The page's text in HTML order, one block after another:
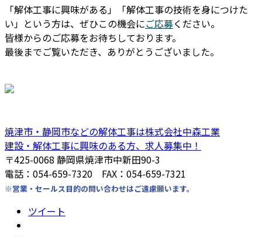
「解体工事に興味がある」「解体工事の技術を身につけた
い」という方は、ぜひこの機会にご応募ください。
皆様からのご応募をお待ちしております。
最後までご覧いただき、ありがとうございました。
焼津市・静岡市などの解体工事は株式会社中森工業
建設・解体工事に興味のある方、求人募集中！
〒425-0068 静岡県焼津市中新田90-3
電話：054-659-7320 FAX：054-659-7321
※営業・セールス目的の問い合わせはご遠慮願います。
ツイート